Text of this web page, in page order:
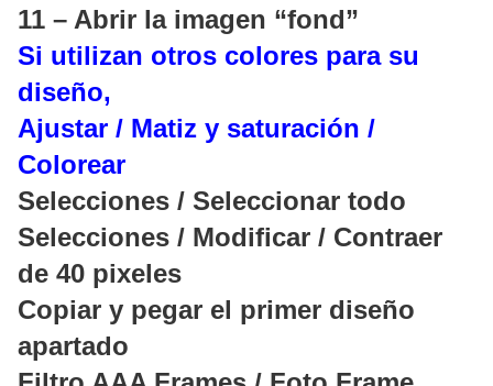
11 – Abrir la imagen “fond”
Si utilizan otros colores para su
diseño,
Ajustar / Matiz y saturación /
Colorear
Selecciones / Seleccionar todo
Selecciones / Modificar / Contraer
de 40 pixeles
Copiar y pegar el primer diseño
apartado